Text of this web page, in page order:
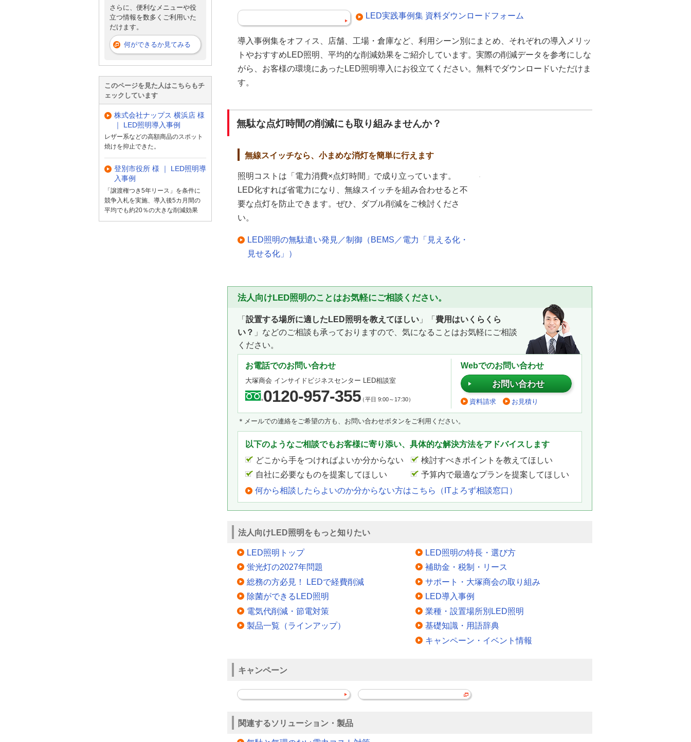
LED実践事例集 資料ダウンロードフォーム
導入事例集をオフィス、店舗、工場・倉庫など、利用シーン別にまとめ、それぞれの導入メリッ
トやおすすめLED照明、平均的な削減効果をご紹介しています。実際の削減データを参考にしな
がら、お客様の環境にあったLED照明導入にお役立てください。無料でダウンロードいただけま
す。
無駄な点灯時間の削減にも取り組みませんか？
無線スイッチなら、小まめな消灯を簡単に行えます
照明コストは「電力消費×点灯時間」で成り立っています。
LED化すれば省電力になり、無線スイッチを組み合わせると不
要な点灯を防止できます。ぜひ、ダブル削減をご検討くださ
い。
LED照明の無駄遣い発見／制御（BEMS／電力「見える化・
見せる化」）
法人向けLED照明のことはお気軽にご相談ください。
「 設置する場所に適したLED照明を教えてほしい 」「 費用はいくらくら
い？ 」などのご相談も承っておりますので、気になることはお気軽にご相談
ください。
お電話でのお問い合わせ
大塚商会 インサイドビジネスセンター LED相談室
0120-957-355（平日 9:00～17:30）
Webでのお問い合わせ
お問い合わせ
資料請求 お見積り
＊メールでの連絡をご希望の方も、お問い合わせボタンをご利用ください。
以下のようなご相談でもお客様に寄り添い、具体的な解決方法をアドバイスします
どこから手をつければよいか分からない
検討すべきポイントを教えてほしい
自社に必要なものを提案してほしい
予算内で最適なプランを提案してほしい
何から相談したらよいのか分からない方はこちら（ITよろず相談窓口）
法人向けLED照明をもっと知りたい
LED照明トップ
蛍光灯の2027年問題
総務の方必見！ LEDで経費削減
除菌ができるLED照明
電気代削減・節電対策
製品一覧（ラインアップ）
LED照明の特長・選び方
補助金・税制・リース
サポート・大塚商会の取り組み
LED導入事例
業種・設置場所別LED照明
基礎知識・用語辞典
キャンペーン・イベント情報
キャンペーン
関連するソリューション・製品
さらに、便利なメニューや役
立つ情報を数多くご利用いた
だけます。
何ができるか見てみる
このページを見た人はこちらもチ
ェックしています
株式会社ナップス 横浜店 様
｜ LED照明導入事例
レザー系などの高額商品のスポット
焼けを抑止できた。
登別市役所 様 ｜ LED照明導
入事例
「譲渡権つき5年リース」を条件に
競争入札を実施、導入後5カ月間の
平均でも約20％の大きな削減効果